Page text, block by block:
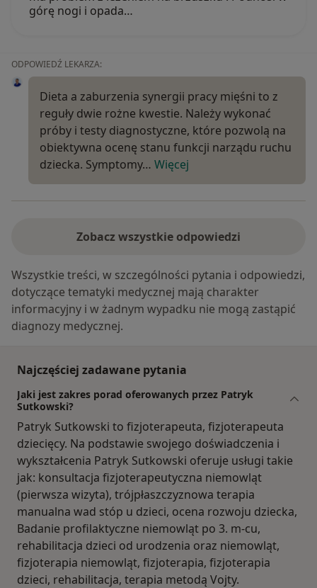
górę nogi i opada…
ODPOWIEDŹ LEKARZA:
Dieta a zaburzenia synergii pracy mięśni to z
reguły dwie rożne kwestie. Należy wykonać
próby i testy diagnostyczne, które pozwolą na
obiektywna ocenę stanu funkcji narządu ruchu
dziecka. Symptomy… Więcej
Zobacz wszystkie odpowiedzi
Wszystkie treści, w szczególności pytania i odpowiedzi,
dotyczące tematyki medycznej mają charakter
informacyjny i w żadnym wypadku nie mogą zastąpić
diagnozy medycznej.
Najczęściej zadawane pytania
Jaki jest zakres porad oferowanych przez Patryk
Sutkowski?
Patryk Sutkowski to fizjoterapeuta, fizjoterapeuta
dziecięcy. Na podstawie swojego doświadczenia i
wykształcenia Patryk Sutkowski oferuje usługi takie
jak: konsultacja fizjoterapeutyczna niemowląt
(pierwsza wizyta), trójpłaszczyznowa terapia
manualna wad stóp u dzieci, ocena rozwoju dziecka,
Badanie profilaktyczne niemowląt po 3. m-cu,
rehabilitacja dzieci od urodzenia oraz niemowląt,
fizjoterapia niemowląt, fizjoterapia, fizjoterapia
dzieci, rehabilitacja, terapia metodą Vojty.